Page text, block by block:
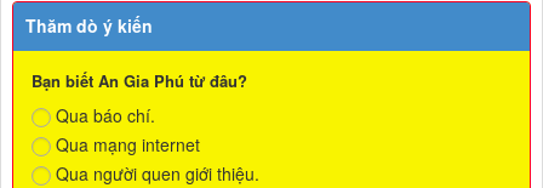
Thăm dò ý kiến
Bạn biết An Gia Phú từ đâu?
Qua báo chí.
Qua mạng internet
Qua người quen giới thiệu.